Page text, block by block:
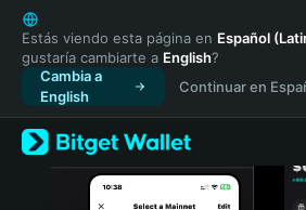
English
日本語
Tiếng Việt
Русский
Español (Latinoamérica)
Türkçe
Italiano
Estás viendo esta página en Español
gustaría cambiarte a English?
Cambia a
English
Continuar en